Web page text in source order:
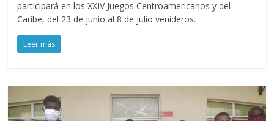
participará en los XXIV Juegos Centroamericanos y del
Caribe, del 23 de junio al 8 de julio venideros.
Leer más